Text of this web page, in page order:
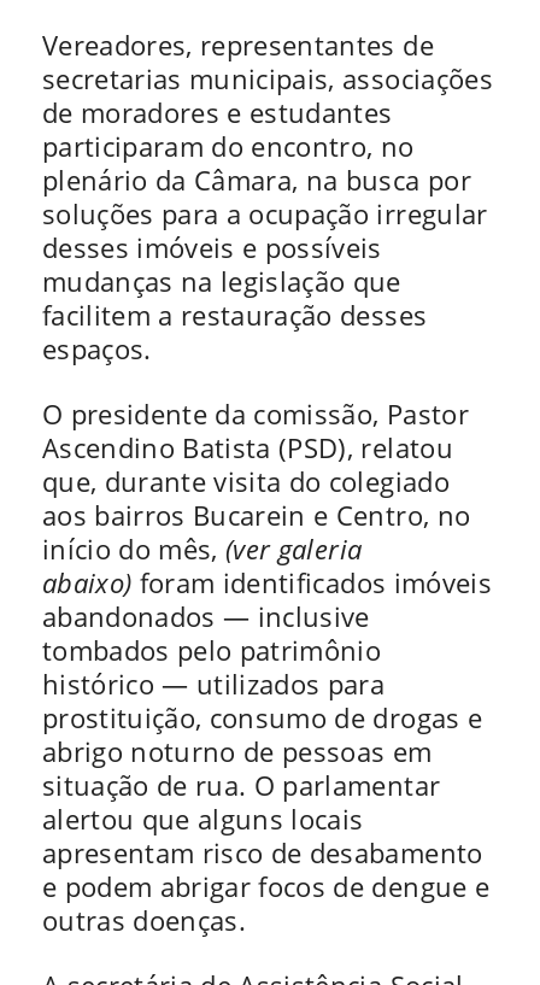
Vereadores, representantes de
secretarias municipais, associações
de moradores e estudantes
participaram do encontro, no
plenário da Câmara, na busca por
soluções para a ocupação irregular
desses imóveis e possíveis
mudanças na legislação que
facilitem a restauração desses
espaços.
O presidente da comissão, Pastor
Ascendino Batista (PSD), relatou
que, durante visita do colegiado
aos bairros Bucarein e Centro, no
início do mês, (ver galeria
abaixo) foram identificados imóveis
abandonados — inclusive
tombados pelo patrimônio
histórico — utilizados para
prostituição, consumo de drogas e
abrigo noturno de pessoas em
situação de rua. O parlamentar
alertou que alguns locais
apresentam risco de desabamento
e podem abrigar focos de dengue e
outras doenças.